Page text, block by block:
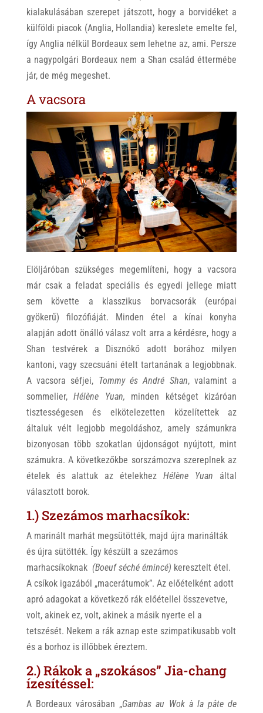
kialakulásában szerepet játszott, hogy a borvidéket a
külföldi piacok (Anglia, Hollandia) kereslete emelte fel,
így Anglia nélkül Bordeaux sem lehetne az, ami. Persze
a nagypolgári Bordeaux nem a Shan család éttermébe
jár, de még megeshet.
A vacsora
Elöljáróban szükséges megemlíteni, hogy a vacsora
már csak a feladat speciális és egyedi jellege miatt
sem követte a klasszikus borvacsorák (európai
gyökerű) filozófiáját. Minden étel a kínai konyha
alapján adott önálló válasz volt arra a kérdésre, hogy a
Shan testvérek a Disznókő adott borához milyen
kantoni, vagy szecsuáni ételt tartanának a legjobbnak.
A vacsora séfjei, Tommy és André Shan, valamint a
sommelier,Hélène Yuan, minden kétséget kizáróan
tisztességesen és elkötelezetten közelítettek az
általuk vélt legjobb megoldáshoz, amely számunkra
bizonyosan több szokatlan újdonságot nyújtott, mint
számukra. A következőkbe sorszámozva szereplnek az
ételek és alattuk az ételekhezHélène Yuan által
választott borok.
1.) Szezámos marhacsíkok:
A marinált marhát megsütötték, majd újra marinálták
és újra sütötték. Így készült a szezámos
marhacsíkoknak (Boeuf séché émincé) keresztelt étel.
A csíkok igazából „macerátumok”. Az előételként adott
apró adagokat a következő rák előétellel összevetve,
volt, akinek ez, volt, akinek a másik nyerte el a
tetszését. Nekem a rák aznap este szimpatikusabb volt
és a borhoz is illőbbek éreztem.
2.) Rákok a „szokásos” Jia-chang
ízesítéssel:
A Bordeaux városában „Gambas au Wok à la pâte de